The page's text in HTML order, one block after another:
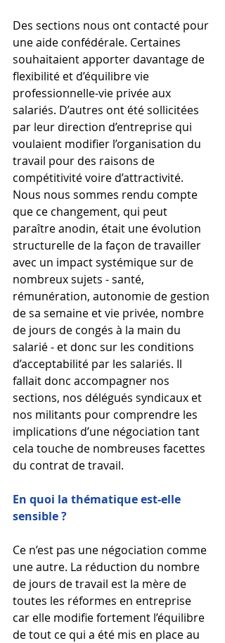
Des sections nous ont contacté pour
une aide confédérale. Certaines
souhaitaient apporter davantage de
flexibilité et d’équilibre vie
professionnelle-vie privée aux
salariés. D’autres ont été sollicitées
par leur direction d’entreprise qui
voulaient modifier l’organisation du
travail pour des raisons de
compétitivité voire d’attractivité.
Nous nous sommes rendu compte
que ce changement, qui peut
paraître anodin, était une évolution
structurelle de la façon de travailler
avec un impact systémique sur de
nombreux sujets - santé,
rémunération, autonomie de gestion
de sa semaine et vie privée, nombre
de jours de congés à la main du
salarié - et donc sur les conditions
d’acceptabilité par les salariés. Il
fallait donc accompagner nos
sections, nos délégués syndicaux et
nos militants pour comprendre les
implications d’une négociation tant
cela touche de nombreuses facettes
du contrat de travail.
En quoi la thématique est-elle
sensible ?
Ce n’est pas une négociation comme
une autre. La réduction du nombre
de jours de travail est la mère de
toutes les réformes en entreprise
car elle modifie fortement l’équilibre
de tout ce qui a été mis en place au